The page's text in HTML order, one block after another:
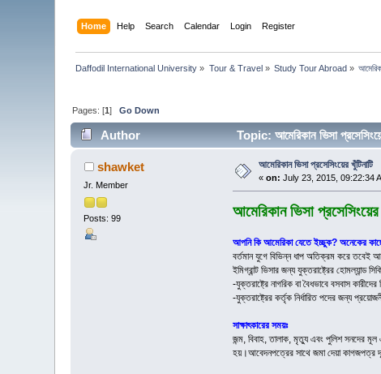
Home Help Search Calendar Login Register
Daffodil International University » Tour & Travel» Study Tour Abroad »
Pages: [1]Go Down
Author Topic: আমেরিকান ভিসা
shawket
Jr. Member
Posts: 99
আমেরিকান ভিসা প্রসেসিংয়ের খুঁটিনাটি
«on: July 23, 2015, 09:22:34
আমেরিকান ভিসা প্রসেসিংয়ের
আপনি কি আমেরিকা যেতে ইচ্ছুক? অনেকের
বর্তমান যুগে বিভিন্ন ধাপ অতিক্রম করে তবেই
ইমিগ্রান্ট ভিসার জন্য যুক্তরাষ্ট্রের হোমল্যান্ড
-যুক্তরাষ্ট্রে নাগরিক বা বৈধভাবে বসবাস
-যুক্তরাষ্ট্রের কর্তৃক নির্ধারিত পদের জন্য
সাক্ষাৎকারের সময়ঃ
জন্ম, বিবাহ, তালাক, মৃত্যু এবং পুলিশ সনদের মূল
হয়।আবেদনপত্রের সাথে জমা দেয়া কাগজপত্র